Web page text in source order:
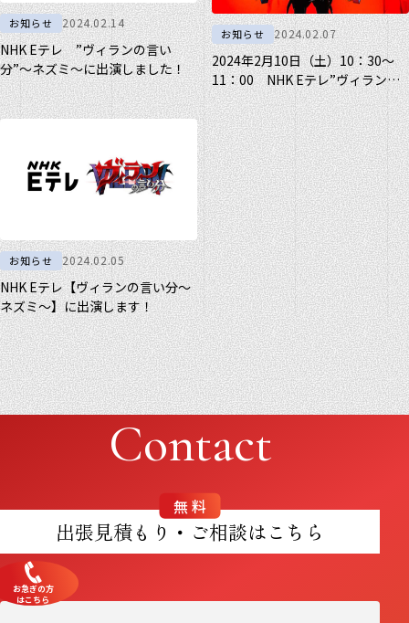
お知らせ 2024.02.14
NHK Eテレ ”ヴィランの言い
分”～ネズミ～に出演しました！
お知らせ 2024.02.07
2024年2月10日（土）10：30～
11：00 NHK Eテレ”ヴィランの
言い分”に出演します！
お知らせ 2024.02.05
NHK Eテレ【ヴィランの言い分～
ネズミ～】に出演します！
Contact
無料
出張見積もり・ご相談はこちら
お急ぎの方
はこちら